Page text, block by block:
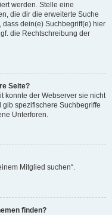
werden. Stelle eine
die dir die erweiterte Suche
dass dein(e) Suchbegriff(e) hier
die Rechtschreibung der
Seite?
konnte der Webserver sie nicht
spezifischere Suchbegriffe
Unterforen.
Mitglied suchen“.
finden?